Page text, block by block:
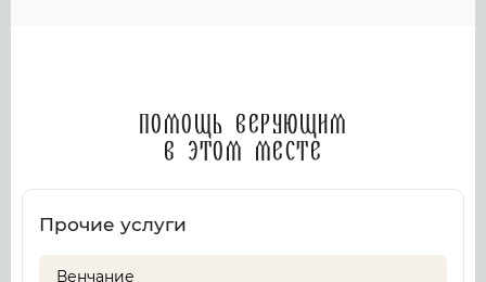
Помощь верующим
в этом месте
Прочие услуги
Венчание